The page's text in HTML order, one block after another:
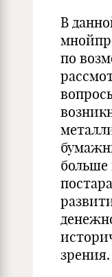
В
по
больше
зрения.